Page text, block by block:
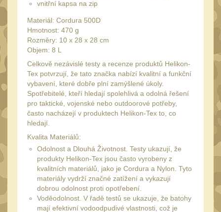
1" Dovetail
30mm Picatinny
30mm Dovetail
34mm31
Montáže pre kolimátory
Ostatní13
Montáže na hlaveň
Montáže pro svítilny 18
Předpažbí
Pre AK11
Pre M4/AR1529
vnitřní kapsa na zip
Materiál: Cordura 500D
Hmotnost: 470 g
Rozměry: 10 x 28 x 28 cm
Objem: 8 L
Celkově nezávislé testy a recenze produktů Helikon-
Tex potvrzují, že tato značka nabízí kvalitní a funkční
vybavení, které dobře plní zamýšlené úkoly.
Spotřebitelé, kteří hledají spolehlivá a odolná řešení
pro taktické, vojenské nebo outdoorové potřeby,
často nacházejí v produktech Helikon-Tex to, co
hledají.
Kvalita Materiálů:
Odolnost a Dlouhá Životnost. Testy ukazují, že
produkty Helikon-Tex jsou často vyrobeny z
kvalitních materiálů, jako je Cordura a Nylon. Tyto
materiály vydrží značné zatížení a vykazují
dobrou odolnost proti opotřebení.
Voděodolnost. V řadě testů se ukazuje, že batohy
mají efektivní vodoodpudivé vlastnosti, což je